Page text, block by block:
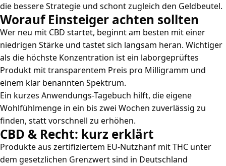
die bessere Strategie und schont zugleich den Geldbeutel.
Worauf Einsteiger achten sollten
Wer neu mit CBD startet, beginnt am besten mit einer
niedrigen Stärke und tastet sich langsam heran. Wichtiger
als die höchste Konzentration ist ein laborgeprüftes
Produkt mit transparentem Preis pro Milligramm und
einem klar benannten Spektrum.
Ein kurzes Anwendungs-Tagebuch hilft, die eigene
Wohlfühlmenge in ein bis zwei Wochen zuverlässig zu
finden, statt vorschnell zu erhöhen.
CBD & Recht: kurz erklärt
Produkte aus zertifiziertem EU-Nutzhanf mit THC unter
dem gesetzlichen Grenzwert sind in Deutschland